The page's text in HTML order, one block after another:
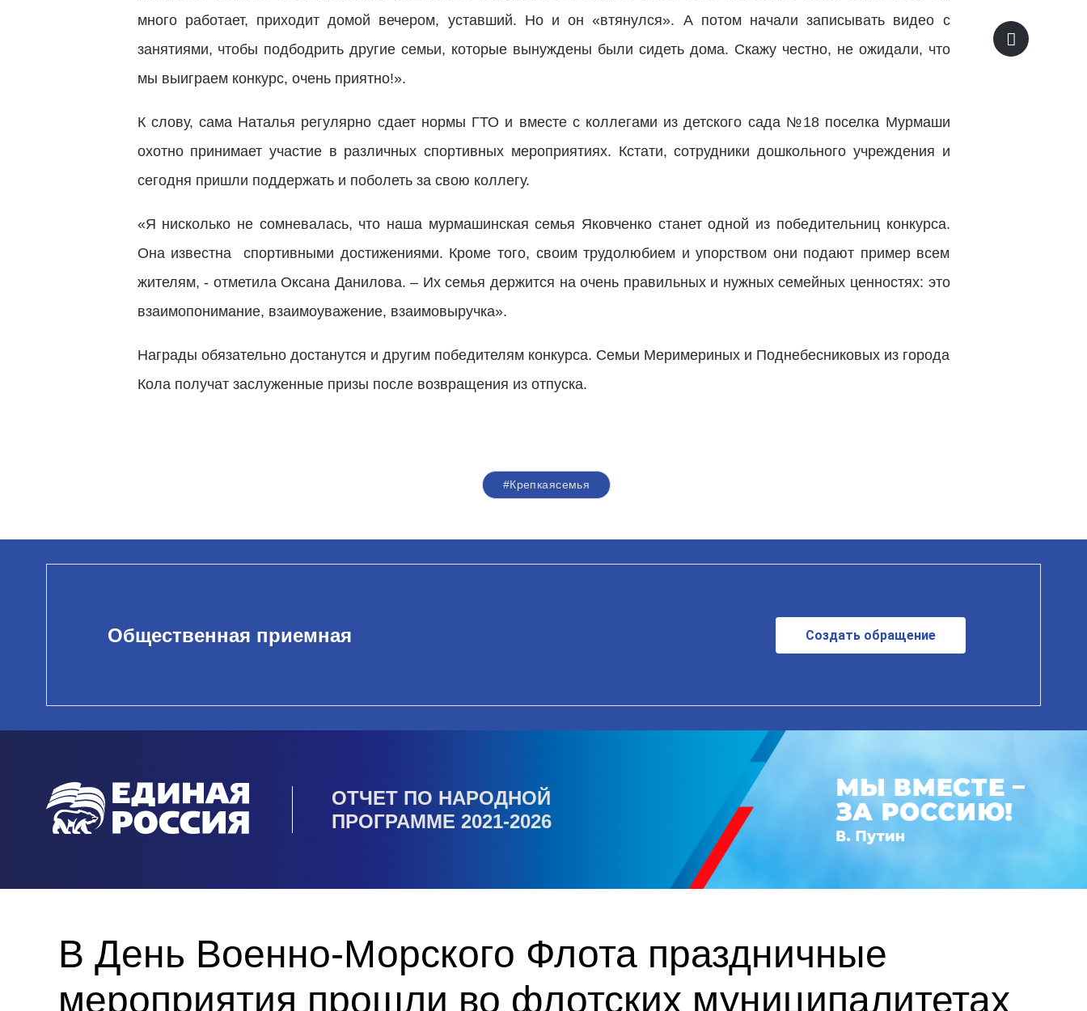
много работает, приходит домой вечером, уставший. Но и он «втянулся». А потом начали записывать видео с
занятиями, чтобы подбодрить другие семьи, которые вынуждены были сидеть дома. Скажу честно, не ожидали, что
мы выиграем конкурс, очень приятно!».
К слову, сама Наталья регулярно сдает нормы ГТО и вместе с коллегами из детского сада №18 поселка Мурмаши
охотно принимает участие в различных спортивных мероприятиях. Кстати, сотрудники дошкольного учреждения и
сегодня пришли поддержать и поболеть за свою коллегу.
«Я нисколько не сомневалась, что наша мурмашинская семья Яковченко станет одной из победительниц конкурса.
Она известна спортивными достижениями. Кроме того, своим трудолюбием и упорством они подают пример всем
жителям, - отметила Оксана Данилова. – Их семья держится на очень правильных и нужных семейных ценностях: это
взаимопонимание, взаимоуважение, взаимовыручка».
Награды обязательно достанутся и другим победителям конкурса. Семьи Меримериных и Поднебесниковых из города
Кола получат заслуженные призы после возвращения из отпуска.
#Крепкаясемья
Общественная приемная Создать обращение
ОТЧЕТ ПО НАРОДНОЙ
ПРОГРАММЕ 2021-2026
В День Военно-Морского Флота праздничные
мероприятия прошли во флотских муниципалитетах